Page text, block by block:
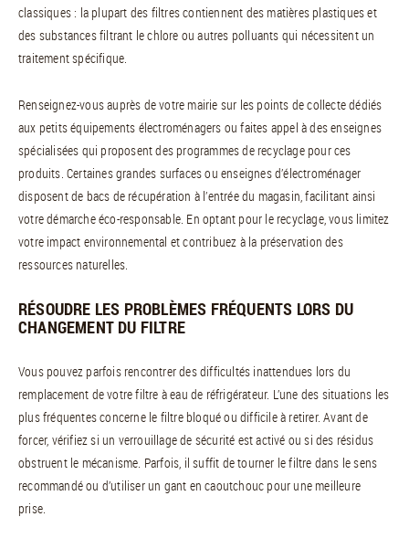
classiques : la plupart des filtres contiennent des matières plastiques et
des substances filtrant le chlore ou autres polluants qui nécessitent un
traitement spécifique.
Renseignez-vous auprès de votre mairie sur les points de collecte dédiés
aux petits équipements électroménagers ou faites appel à des enseignes
spécialisées qui proposent des programmes de recyclage pour ces
produits. Certaines grandes surfaces ou enseignes d’électroménager
disposent de bacs de récupération à l’entrée du magasin, facilitant ainsi
votre démarche éco-responsable. En optant pour le recyclage, vous limitez
votre impact environnemental et contribuez à la préservation des
ressources naturelles.
RÉSOUDRE LES PROBLÈMES FRÉQUENTS LORS DU
CHANGEMENT DU FILTRE
Vous pouvez parfois rencontrer des difficultés inattendues lors du
remplacement de votre filtre à eau de réfrigérateur. L’une des situations les
plus fréquentes concerne le filtre bloqué ou difficile à retirer. Avant de
forcer, vérifiez si un verrouillage de sécurité est activé ou si des résidus
obstruent le mécanisme. Parfois, il suffit de tourner le filtre dans le sens
recommandé ou d’utiliser un gant en caoutchouc pour une meilleure
prise.